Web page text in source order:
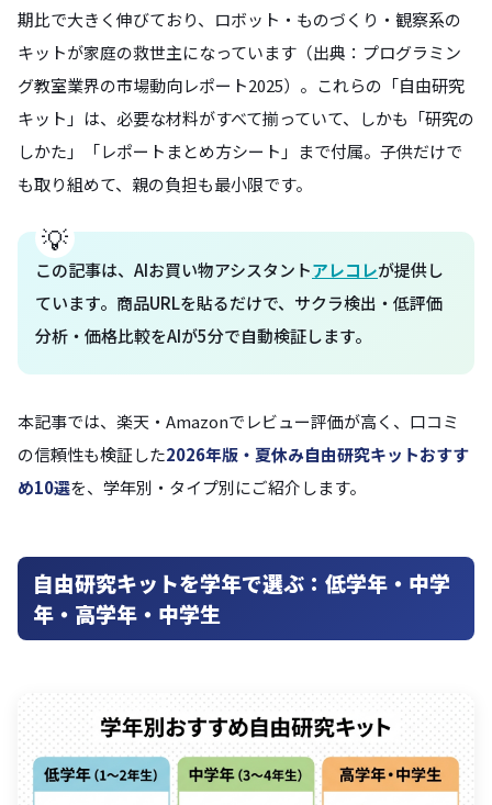
期比で大きく伸びており、ロボット・ものづくり・観察系の
キットが家庭の救世主になっています（出典：プログラミン
グ教室業界の市場動向レポート2025）。これらの「自由研究
キット」は、必要な材料がすべて揃っていて、しかも「研究の
しかた」「レポートまとめ方シート」まで付属。子供だけで
も取り組めて、親の負担も最小限です。
この記事は、AIお買い物アシスタントアレコレが提供し
ています。商品URLを貼るだけで、サクラ検出・低評価
分析・価格比較をAIが5分で自動検証します。
本記事では、楽天・Amazonでレビュー評価が高く、口コミ
の信頼性も検証した2026年版・夏休み自由研究キットおすす
め10選を、学年別・タイプ別にご紹介します。
自由研究キットを学年で選ぶ：低学年・中学
年・高学年・中学生